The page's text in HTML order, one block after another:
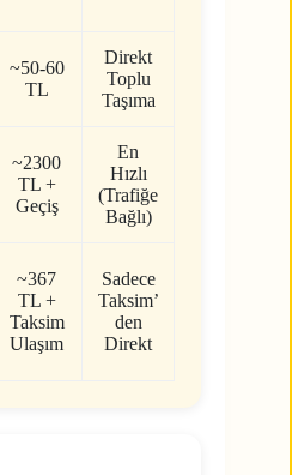
~50-60
TL
Direkt
Toplu
Taşıma
~2300
TL +
Geçiş
En
Hızlı
(Trafiğe
Bağlı)
~367
TL +
Taksim
Ulaşım
Sadece
Taksim’
den
Direkt